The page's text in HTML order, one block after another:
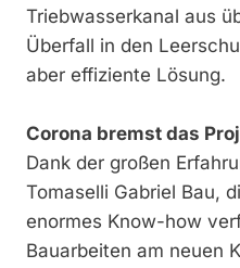
Triebwasserkanal aus
Überfall in den
aber effiziente Lösung.
Corona bremst das
Dank der großen
Tomaselli Gabriel Bau,
enormes Know-how
Bauarbeiten am neuen